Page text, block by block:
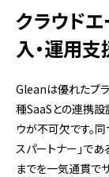
クラウド
入・運用支
Gleanは優れたプ
種SaaSとの連携設
ウが不可欠です。
スパートナー」で
までを一気通貫で